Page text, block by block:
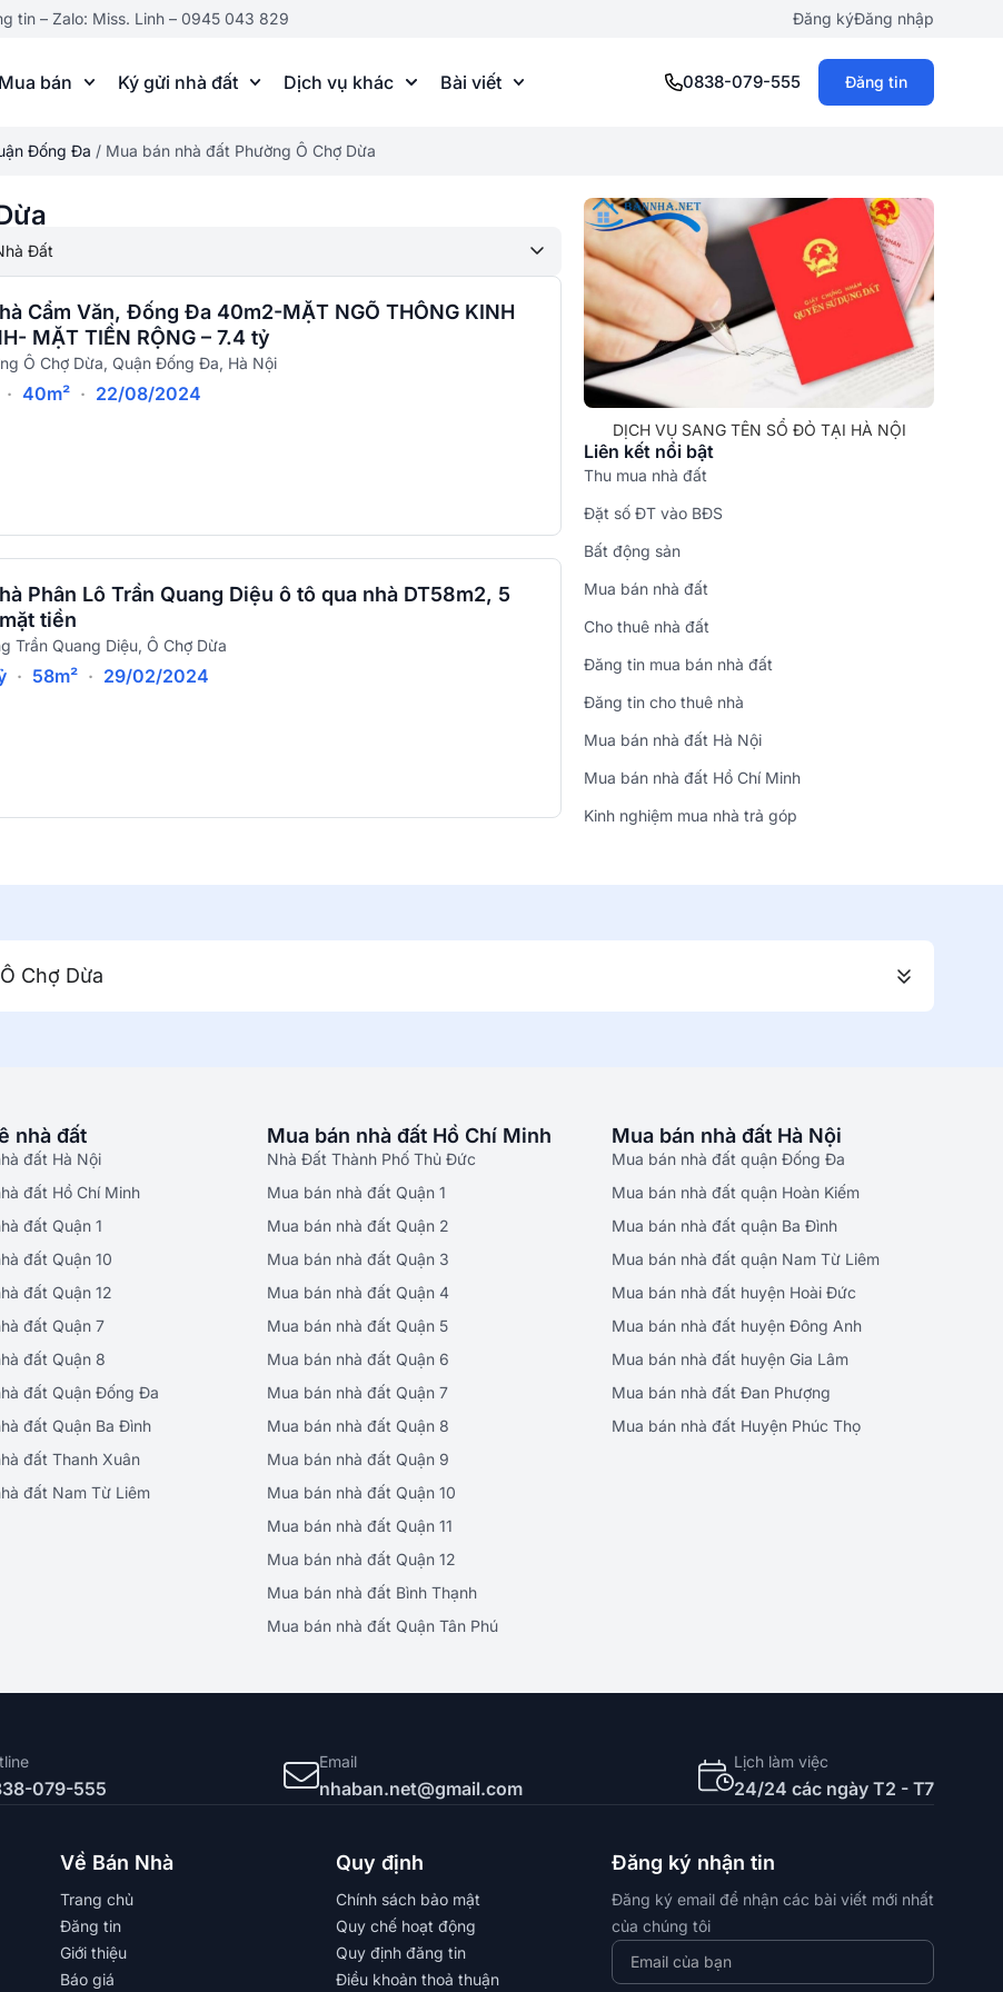
tin – Zalo: Miss. Linh – 0945 043 829 Đăng kýĐăng nhập
Mua bán Ký gửi nhà đất Dịch vụ khác Bài viết 0838-079-555 Đăng tin
Đống Đa / Mua bán nhà đất Phường Ô Chợ Dừa
Đất
Cẩm Văn, Đống Đa 40m2-MẶT NGÕ THÔNG KINH
MẶT TIỀN RỘNG – 7.4 tỷ
Ô Chợ Dừa, Quận Đống Đa, Hà Nội
· 40m² · 22/08/2024
Phân Lô Trần Quang Diệu ô tô qua nhà DT58m2, 5
tiền
Trần Quang Diệu, Ô Chợ Dừa
· 58m² · 29/02/2024
DỊCH VỤ SANG TÊN SỔ ĐỎ TẠI HÀ NỘI
Liên kết nổi bật
Thu mua nhà đất
Đặt số ĐT vào BĐS
Bất động sản
Mua bán nhà đất
Cho thuê nhà đất
Đăng tin mua bán nhà đất
Đăng tin cho thuê nhà
Mua bán nhà đất Hà Nội
Mua bán nhà đất Hồ Chí Minh
Kinh nghiệm mua nhà trả góp
Chợ Dừa
nhà đất
đất Hà Nội
đất Hồ Chí Minh
đất Quận 1
đất Quận 10
đất Quận 12
đất Quận 7
đất Quận 8
đất Quận Đống Đa
đất Quận Ba Đình
đất Thanh Xuân
đất Nam Từ Liêm
Mua bán nhà đất Hồ Chí Minh
Nhà Đất Thành Phố Thủ Đức
Mua bán nhà đất Quận 1
Mua bán nhà đất Quận 2
Mua bán nhà đất Quận 3
Mua bán nhà đất Quận 4
Mua bán nhà đất Quận 5
Mua bán nhà đất Quận 6
Mua bán nhà đất Quận 7
Mua bán nhà đất Quận 8
Mua bán nhà đất Quận 9
Mua bán nhà đất Quận 10
Mua bán nhà đất Quận 11
Mua bán nhà đất Quận 12
Mua bán nhà đất Bình Thạnh
Mua bán nhà đất Quận Tân Phú
Mua bán nhà đất Hà Nội
Mua bán nhà đất quận Đống Đa
Mua bán nhà đất quận Hoàn Kiếm
Mua bán nhà đất quận Ba Đình
Mua bán nhà đất quận Nam Từ Liêm
Mua bán nhà đất huyện Hoài Đức
Mua bán nhà đất huyện Đông Anh
Mua bán nhà đất huyện Gia Lâm
Mua bán nhà đất Đan Phượng
Mua bán nhà đất Huyện Phúc Thọ
079-555
Email
nhaban.net@gmail.com
Lịch làm việc
24/24 các ngày T2 - T7
Về Bán Nhà
Trang chủ
Đăng tin
Giới thiệu
Báo giá
Quy định
Chính sách bảo mật
Quy chế hoạt động
Quy định đăng tin
Điều khoản thoả thuận
Đăng ký nhận tin
Đăng ký email để nhận các bài viết mới nhất
của chúng tôi